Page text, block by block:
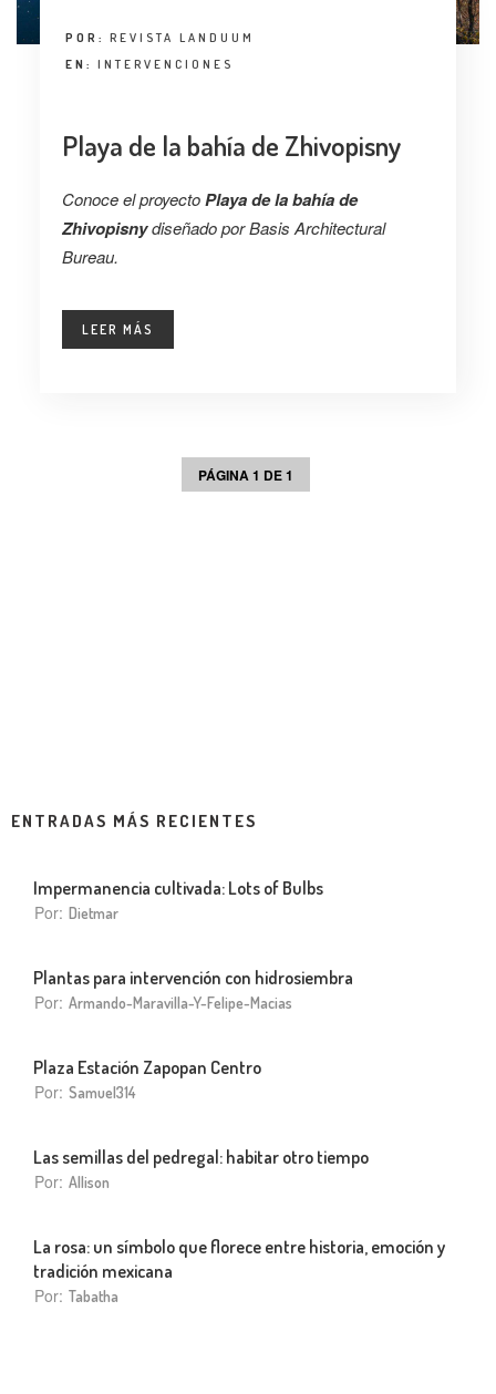
POR: REVISTA LANDUUM
EN: INTERVENCIONES
Playa de la bahía de Zhivopisny
Conoce el proyectoPlaya de la bahía de
Zhivopisnydiseñado por Basis Architectural
Bureau.
LEER MÁS
PÁGINA 1 DE 1
ENTRADAS MÁS RECIENTES
Impermanencia cultivada: Lots of Bulbs
Por: Dietmar
Plantas para intervención con hidrosiembra
Por: Armando-Maravilla-Y-Felipe-Macias
Plaza Estación Zapopan Centro
Por: Samuel314
Las semillas del pedregal: habitar otro tiempo
Por: Allison
La rosa: un símbolo que florece entre historia, emoción y
tradición mexicana
Por: Tabatha